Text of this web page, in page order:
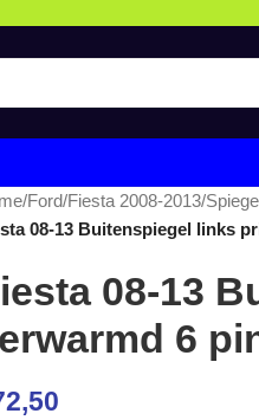
/Ford/Fiesta 2008-2013/
08-13 Buitenspiegel links
08-13
6